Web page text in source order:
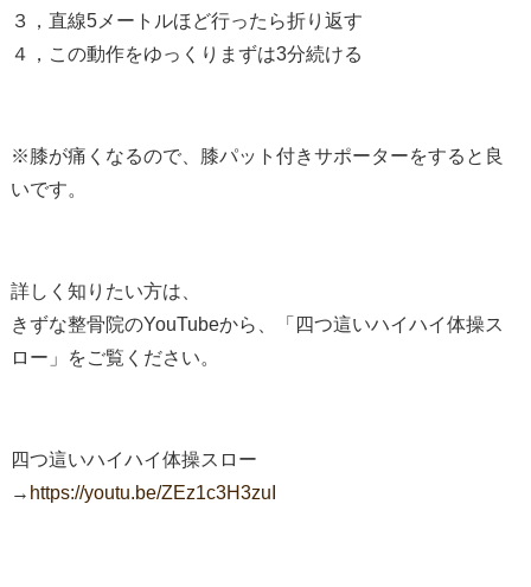
３，直線5メートルほど行ったら折り返す
４，この動作をゆっくりまずは3分続ける
※膝が痛くなるので、膝パット付きサポーターをすると良
いです。
詳しく知りたい方は、
きずな整骨院のYouTubeから、「四つ這いハイハイ体操ス
ロー」をご覧ください。
四つ這いハイハイ体操スロー
→ https://youtu.be/ZEz1c3H3zuI